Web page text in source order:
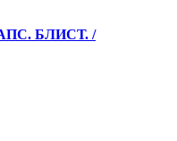
БЛИСТ. /